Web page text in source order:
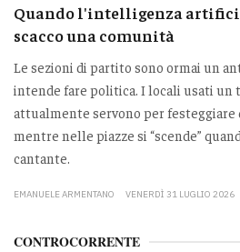
Quando l'intelligenza
scacco una comunità
Le sezioni di partito sono ormai un
intende fare politica. I locali usati un
attualmente servono per festeggiare
mentre nelle piazze si “scende”
cantante.
EMANUELE ARMENTANO VENERDÌ 31 LUGLIO 2026
CONTROCORRENTE